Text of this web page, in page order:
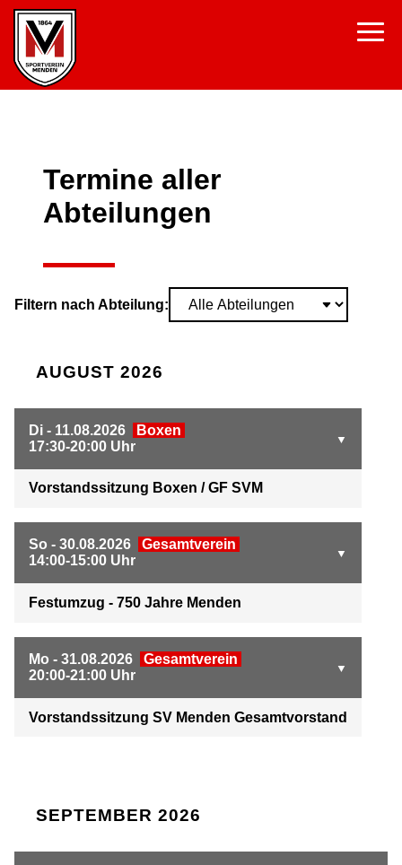
Termine aller
Abteilungen
Filtern nach Abteilung:
AUGUST 2026
Di - 11.08.2026
Boxen
17:30-20:00 Uhr
Vorstandssitzung Boxen / GF SVM
So - 30.08.2026
Gesamtverein
14:00-15:00 Uhr
Festumzug - 750 Jahre Menden
Mo - 31.08.2026
Gesamtverein
20:00-21:00 Uhr
Vorstandssitzung SV Menden Gesamtvorstand
SEPTEMBER 2026